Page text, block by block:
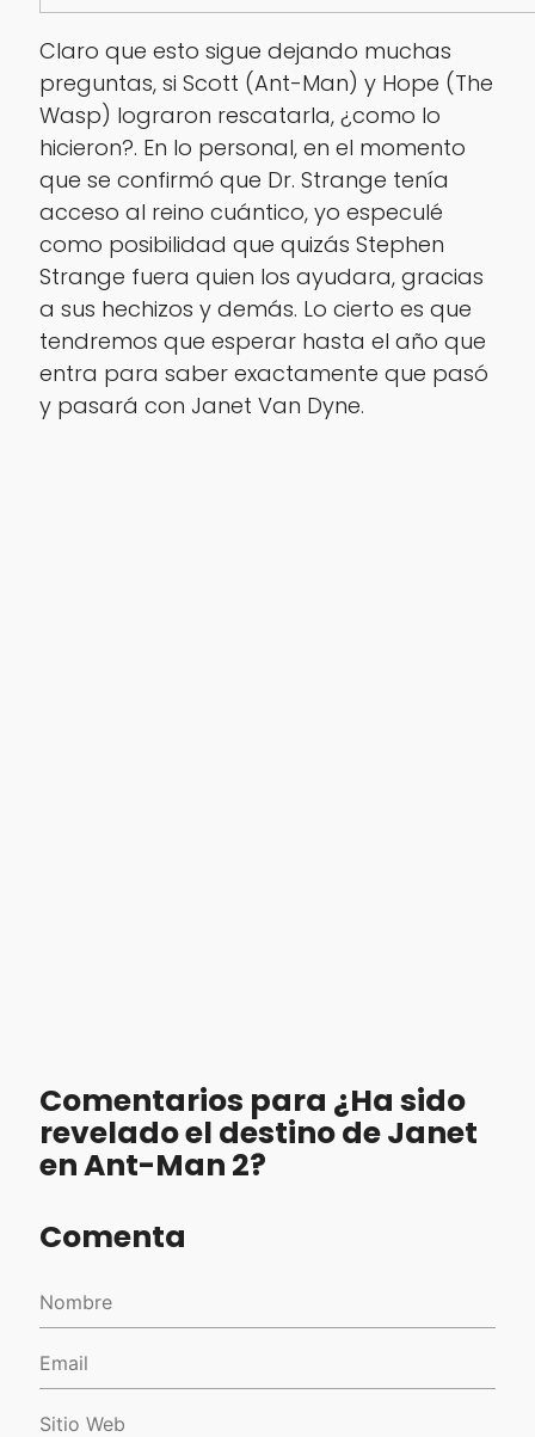
Claro que esto sigue dejando muchas
preguntas, si Scott (Ant-Man) y Hope (The
Wasp) lograron rescatarla, ¿como lo
hicieron?. En lo personal, en el momento
que se confirmó que Dr. Strange tenía
acceso al reino cuántico, yo especulé
como posibilidad que quizás Stephen
Strange fuera quien los ayudara, gracias
a sus hechizos y demás. Lo cierto es que
tendremos que esperar hasta el año que
entra para saber exactamente que pasó
y pasará con Janet Van Dyne.
Comentarios para ¿Ha sido
revelado el destino de Janet
en Ant-Man 2?
Comenta